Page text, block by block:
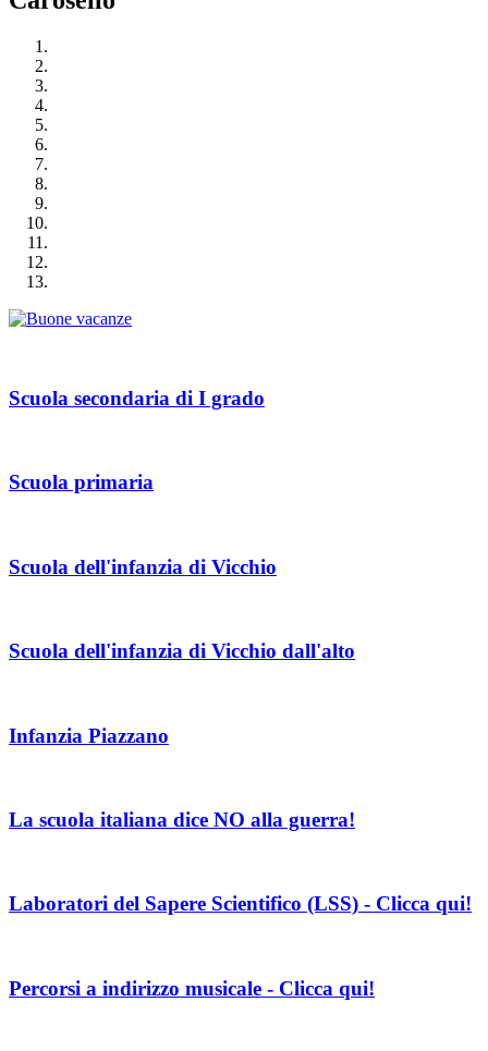
Scuola secondaria di I grado
Scuola primaria
Scuola dell'infanzia di Vicchio
Scuola dell'infanzia di Vicchio dall'alto
Infanzia Piazzano
La scuola italiana dice NO alla guerra!
Laboratori del Sapere Scientifico (LSS) - Clicca qui!
Percorsi a indirizzo musicale - Clicca qui!